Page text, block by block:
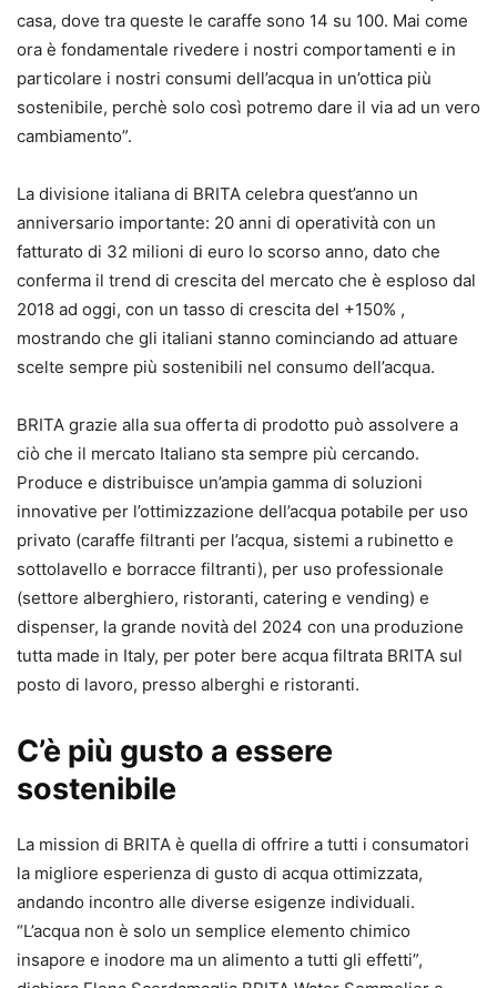
casa, dove tra queste le caraffe sono 14 su 100. Mai come
ora è fondamentale rivedere i nostri comportamenti e in
particolare i nostri consumi dell’acqua in un’ottica più
sostenibile, perchè solo così potremo dare il via ad un vero
cambiamento”.
La divisione italiana di BRITA celebra quest’anno un
anniversario importante: 20 anni di operatività con un
fatturato di 32 milioni di euro lo scorso anno, dato che
conferma il trend di crescita del mercato che è esploso dal
2018 ad oggi, con un tasso di crescita del +150% ,
mostrando che gli italiani stanno cominciando ad attuare
scelte sempre più sostenibili nel consumo dell’acqua.
BRITA grazie alla sua offerta di prodotto può assolvere a
ciò che il mercato Italiano sta sempre più cercando.
Produce e distribuisce un’ampia gamma di soluzioni
innovative per l’ottimizzazione dell’acqua potabile per uso
privato (caraffe filtranti per l’acqua, sistemi a rubinetto e
sottolavello e borracce filtranti), per uso professionale
(settore alberghiero, ristoranti, catering e vending) e
dispenser, la grande novità del 2024 con una produzione
tutta made in Italy, per poter bere acqua filtrata BRITA sul
posto di lavoro, presso alberghi e ristoranti.
C’è più gusto a essere
sostenibile
La mission di BRITA è quella di offrire a tutti i consumatori
la migliore esperienza di gusto di acqua ottimizzata,
andando incontro alle diverse esigenze individuali.
“L’acqua non è solo un semplice elemento chimico
insapore e inodore ma un alimento a tutti gli effetti”,